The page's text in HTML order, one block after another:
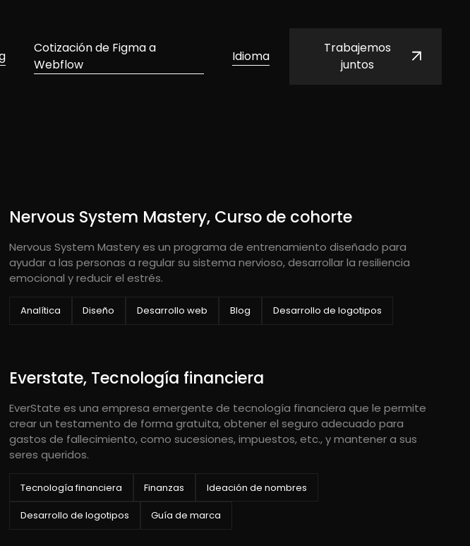
Cotización de Figma a
Webflow
Idioma
Trabajemos
juntos
Nervous System Mastery, Curso de cohorte
Nervous System Mastery es un programa de entrenamiento diseñado para
ayudar a las personas a regular su sistema nervioso, desarrollar la resiliencia
emocional y reducir el estrés.
Analítica Diseño Desarrollo web Blog Desarrollo de logotipos
Everstate, Tecnología financiera
EverState es una empresa emergente de tecnología financiera que le permite
crear un testamento de forma gratuita, obtener el seguro adecuado para
gastos de fallecimiento, como sucesiones, impuestos, etc., y mantener a sus
seres queridos.
Tecnología financiera Finanzas Ideación de nombres
Desarrollo de logotipos Guía de marca